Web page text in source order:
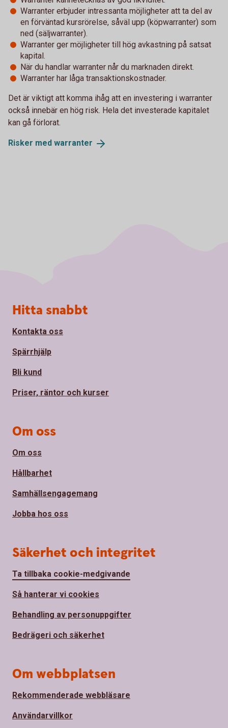
Warranter erbjuder intressanta möjligheter att ta del av
en förväntad kursrörelse, såväl upp (köpwarranter) som
ned (säljwarranter).
Warranter ger möjligheter till hög avkastning på satsat
kapital.
När du handlar warranter når du marknaden direkt.
Warranter har låga transaktionskostnader.
Det är viktigt att komma ihåg att en investering i warranter
också innebär en hög risk. Hela det investerade kapitalet
kan gå förlorat.
Risker med warranter
Sidfot
Hitta snabbt
Kontakta oss
Spärrhjälp
Bli kund
Priser, räntor och kurser
Om oss
Om oss
Hållbarhet
Samhällsengagemang
Jobba hos oss
Säkerhet och integritet
Ta tillbaka cookie-medgivande
Så hanterar vi cookies
Behandling av personuppgifter
Bedrägeri och säkerhet
Om webbplatsen
Rekommenderade webbläsare
Användarvillkor